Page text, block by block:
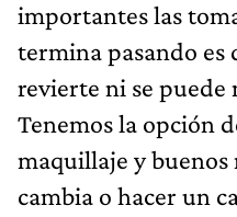
importantes las
termina pasando es
revierte ni se puede
Tenemos la opción
maquillaje y buenos
cambia o hacer un